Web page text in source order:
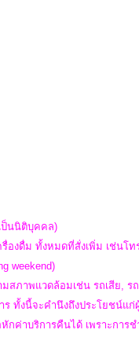
ป็นนิติบุคคล)
องดื่ม ทั้งหมดที่สั่งเพิ่ม เช่น
weekend)
สภาพแวดล้อมเช่น รถเสีย,
ทั้งนี้จะคำนึงถึงประโยชน์แ
กค่าบริการคืนได้ เพราะการ